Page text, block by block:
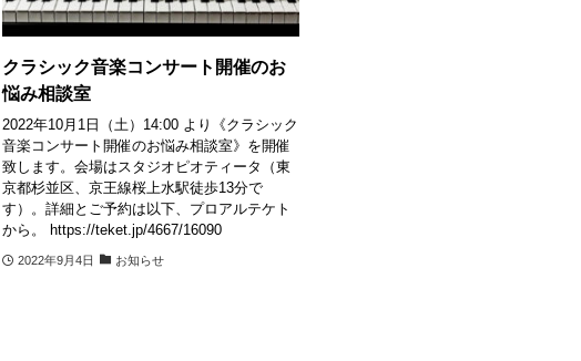
クラシック音楽コンサート開催のお
悩み相談室
2022年10月1日（土）14:00 より《クラシック
音楽コンサート開催のお悩み相談室》を開催
致します。会場はスタジオピオティータ（東
京都杉並区、京王線桜上水駅徒歩13分で
す）。詳細とご予約は以下、プロアルテケト
から。 https://teket.jp/4667/16090
2022年9月4日 お知らせ